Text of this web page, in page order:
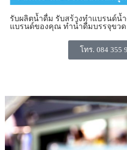
รับผลิตน้ำดื่ม รับสร้างทำแบรนด์น้
แบรนด์ของคุณ ทำน้ำดื่มบรรจุขวด
โทร. 084 355